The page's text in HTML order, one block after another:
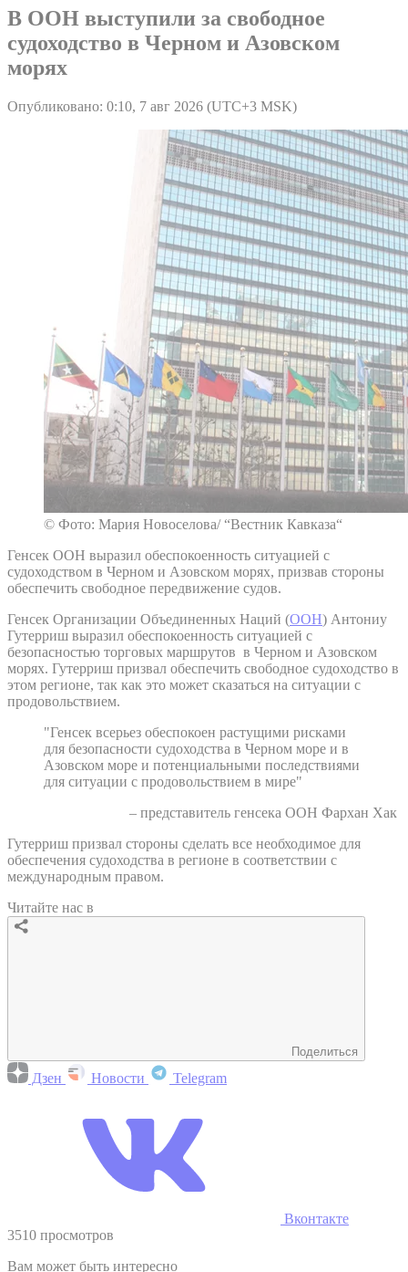
В ООН выступили за свободное
судоходство в Черном и Азовском
морях
Опубликовано: 0:10, 7 авг 2026 (UTC+3 MSK)
© Фото: Мария Новоселова/ “Вестник Кавказа“
Генсек ООН выразил обеспокоенность ситуацией с
судоходством в Черном и Азовском морях, призвав стороны
обеспечить свободное передвижение судов.
Генсек Организации Объединенных Наций (ООН) Антониу
Гутерриш выразил обеспокоенность ситуацией с
безопасностью торговых маршрутов в Черном и Азовском
морях. Гутерриш призвал обеспечить свободное судоходство в
этом регионе, так как это может сказаться на ситуации с
продовольствием.
"Генсек всерьез обеспокоен растущими рисками
для безопасности судоходства в Черном море и в
Азовском море и потенциальными последствиями
для ситуации с продовольствием в мире"
– представитель генсека ООН Фархан Хак
Гутерриш призвал стороны сделать все необходимое для
обеспечения судоходства в регионе в соответствии с
международным правом.
Читайте нас в
Поделиться
Дзен Новости Telegram
Вконтакте
3510 просмотров
Вам может быть интересно